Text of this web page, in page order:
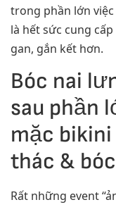
trong phần lớn
là hết sức cung
gan, gắn kết hơn.
Bóc nai
sau phần
mặc bikini
thác &
Rất những event